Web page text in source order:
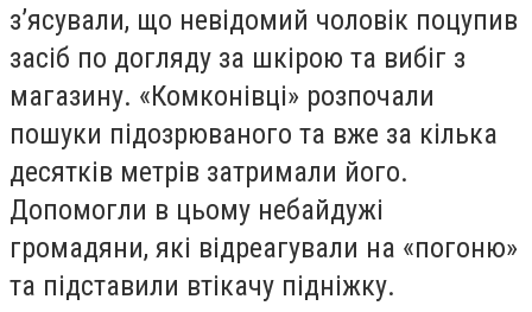
з’ясували, що невідомий чоловік поцупив
засіб по догляду за шкірою та вибіг з
магазину. «Комконівці» розпочали
пошуки підозрюваного та вже за кілька
десятків метрів затримали його.
Допомогли в цьому небайдужі
громадяни, які відреагували на «погоню»
та підставили втікачу підніжку.